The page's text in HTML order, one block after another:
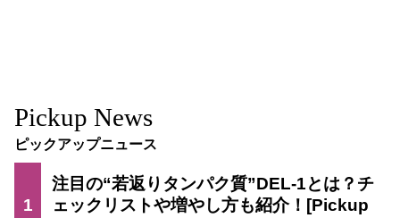
Pickup News
ピックアップニュース
1
注目の“若返りタンパク質”DEL-1とは？チ
ェックリストや増やし方も紹介！